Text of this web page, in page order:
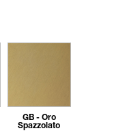
GB - Oro
Spazzolato